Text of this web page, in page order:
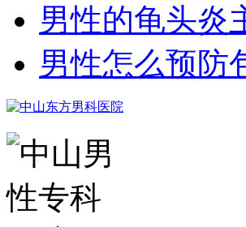
男性的龟头炎
男性怎么预防